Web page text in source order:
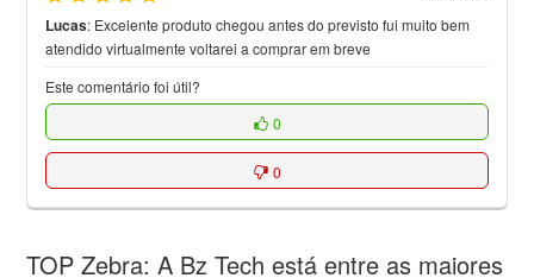
Lucas: Excelente produto chegou antes do previsto fui muito bem
atendido virtualmente voltarei a comprar em breve
Este comentário foi útil?
0
0
TOP Zebra: A Bz Tech está entre as maiores